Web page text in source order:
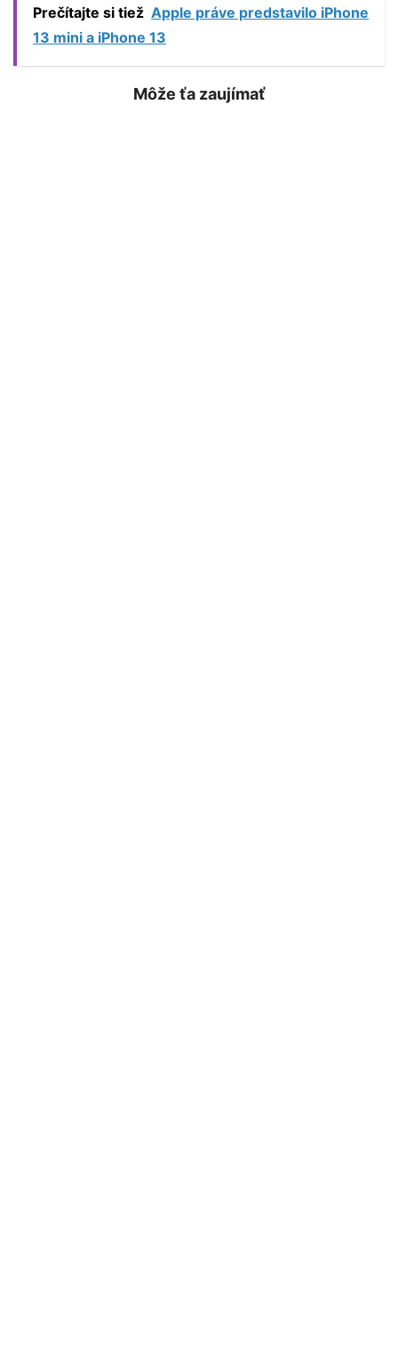
Prečítajte si tiež Apple práve predstavilo iPhone
13 mini a iPhone 13
Môže ťa zaujímať